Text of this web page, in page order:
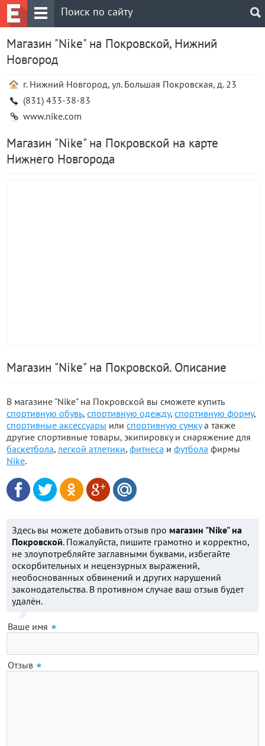
Магазин "Nike" на Покровской, Нижний
Новгород
г. Нижний Новгород, ул. Большая Покровская, д. 23
(831) 433-38-83‎
www.nike.com
Магазин "Nike" на Покровской на карте
Нижнего Новгорода
Магазин "Nike" на Покровской. Описание
В магазине "Nike" на Покровской вы сможете купить
спортивную обувь, спортивную одежду, спортивную форму,
спортивные аксессуары или спортивную сумкуа также
другие спортивные товары, экипировку и снаряжение для
баскетбола, легкой атлетики, фитнеса и футбола фирмы
Nike.
Здесь вы можете добавить отзыв про магазин "Nike" на
Покровской. Пожалуйста, пишите грамотно и корректно,
не злоупотребляйте заглавными буквами, избегайте
оскорбительных и нецензурных выражений,
необоснованных обвинений и других нарушений
законодательства. В противном случае ваш отзыв будет
удалён.
Ваше имя
Отзыв